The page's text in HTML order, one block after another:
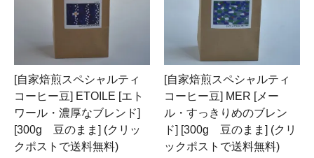
[自家焙煎スペシャルティ
コーヒー豆] ETOILE [エト
ワール・濃厚なブレンド]
[300g 豆のまま] (クリッ
クポストで送料無料)
[自家焙煎スペシャルティ
コーヒー豆] MER [メー
ル・すっきりめのブレン
ド] [300g 豆のまま] (クリ
ックポストで送料無料)